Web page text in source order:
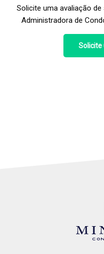
Solicite uma avaliação
Administradora de
Solicite